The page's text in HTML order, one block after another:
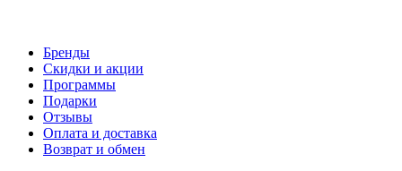
Бренды
Скидки и акции
Программы
Подарки
Отзывы
Оплата и доставка
Возврат и обмен